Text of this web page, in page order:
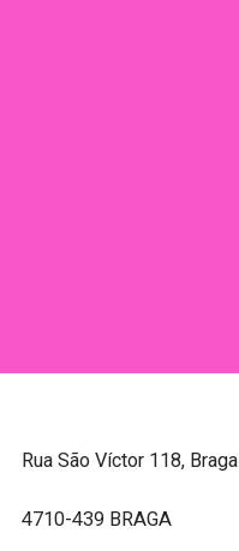
Rua São Víctor 118, Braga
4710-439 BRAGA